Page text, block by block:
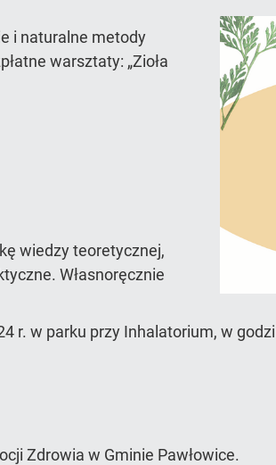
i naturalne metody
warsztaty: „Zioła
wiedzy teoretycznej,
Własnoręcznie
r. w parku przy Inhalatorium, w
Zdrowia w Gminie Pawłowice.